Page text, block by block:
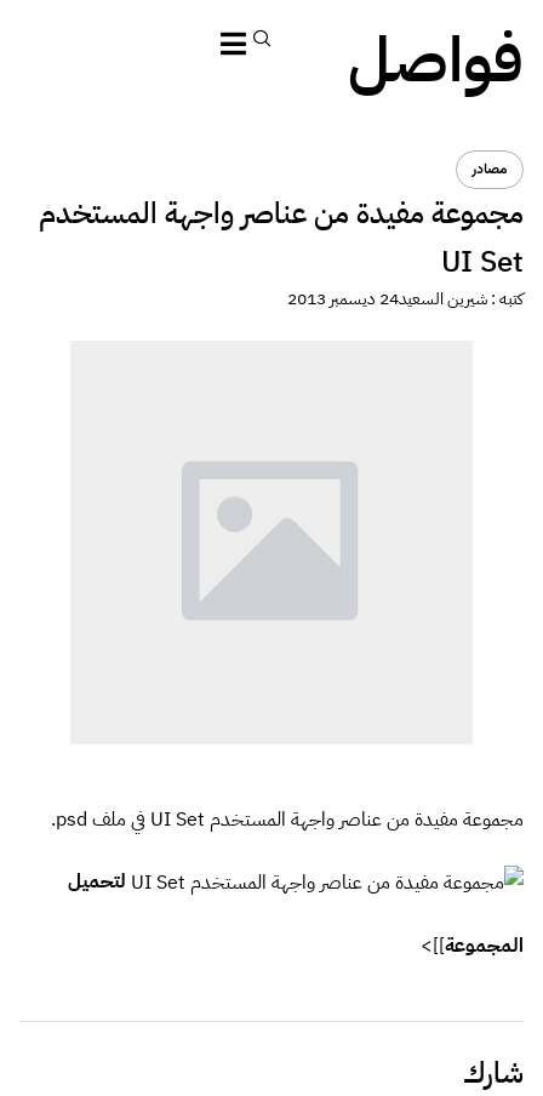
فواصل
مصادر
مجموعة مفيدة من عناصر واجهة المستخدم
UI Set
كتبه :شيرين السعيد24 ديسمبر 2013
مجموعة مفيدة من عناصر واجهة المستخدم UI Set في ملف psd.
لتحميل
المجموعة]]>
شارك